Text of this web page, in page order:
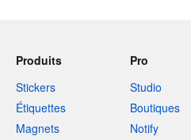
Produits
Stickers
Étiquettes
Magnets
Pro
Studio
Boutiques
Notify